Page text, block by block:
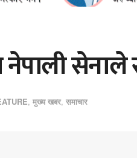
सेनाले
, मुख्य खबर, समाचार